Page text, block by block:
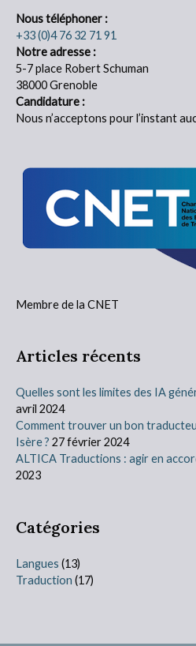
Nous téléphoner :
+33 (0)4 76 32 71 91
Notre adresse :
5-7 place Robert Schuman
38000 Grenoble
Candidature :
Nous n’acceptons pour l’instant
Membre de la CNET
Articles récents
Quelles sont les limites des IA
avril 2024
Comment trouver un bon
Isère ? 27 février 2024
ALTICA Traductions : agir en
2023
Catégories
Langues (13)
Traduction (17)